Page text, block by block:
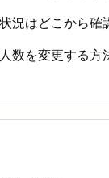
況はどこから確
数を変更する方